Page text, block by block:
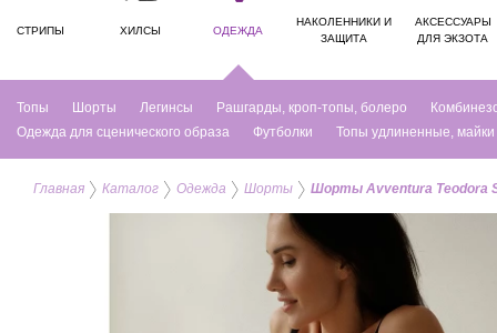
СТРИПЫ ХИЛСЫ ОДЕЖДА
НАКОЛЕННИКИ И
ЗАЩИТА
АКСЕССУАРЫ
ДЛЯ ЭКЗОТА
Топы Шорты Легинсы Рашгарды, кроп-топы, болеро
Одежда для сценического образа
Футболки Топы удлиненные, майки
Главная Каталог Одежда Шорты Шорты Avventura Teodora